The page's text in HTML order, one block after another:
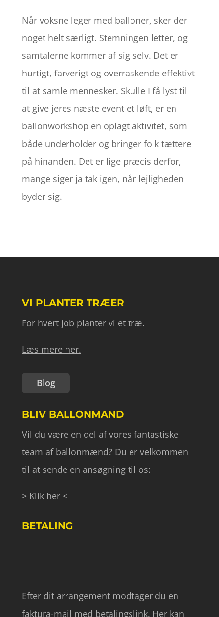
Når voksne leger med balloner, sker der
noget helt særligt. Stemningen letter, og
samtalerne kommer af sig selv. Det er
hurtigt, farverigt og overraskende effektivt
til at samle mennesker. Skulle I få lyst til
at give jeres næste event et løft, er en
ballonworkshop en oplagt aktivitet, som
både underholder og bringer folk tættere
på hinanden. Det er lige præcis derfor,
mange siger ja tak igen, når lejligheden
byder sig.
VI PLANTER TRÆER
For hvert job planter vi et træ.
Læs mere her.
Blog
BLIV BALLONMAND
Vil du være en del af vores fantastiske
team af ballonmænd? Du er velkommen
til at sende en ansøgning til os:
> Klik her <
BETALING
Efter dit arrangement modtager du en
faktura-mail med betalingslink. Her kan